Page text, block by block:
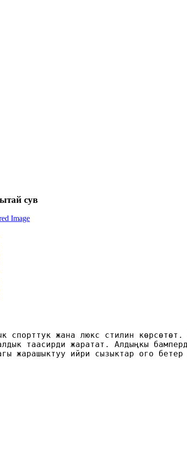
сув
жана люкс стилин көрсөтөт.
таасирди жаратат. Алдыңкы
жарашыктуу ийри сызыктар ого